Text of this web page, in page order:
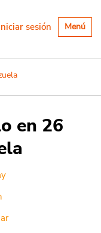
Alternar
Menú
sesión
en 26